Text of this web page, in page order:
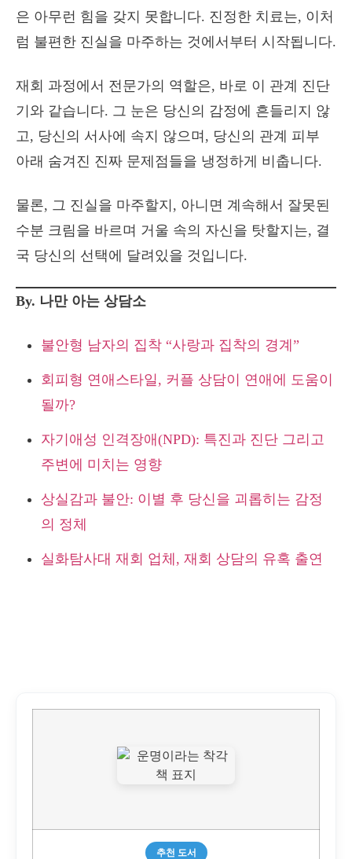
은 아무런 힘을 갖지 못합니다. 진정한 치료는, 이처
럼 불편한 진실을 마주하는 것에서부터 시작됩니다.
재회 과정에서 전문가의 역할은, 바로 이 관계 진단
기와 같습니다. 그 눈은 당신의 감정에 흔들리지 않
고, 당신의 서사에 속지 않으며, 당신의 관계 피부
아래 숨겨진 진짜 문제점들을 냉정하게 비춥니다.
물론, 그 진실을 마주할지, 아니면 계속해서 잘못된
수분 크림을 바르며 거울 속의 자신을 탓할지는, 결
국 당신의 선택에 달려있을 것입니다.
By. 나만 아는 상담소
불안형 남자의 집착 “사랑과 집착의 경계”
회피형 연애스타일, 커플 상담이 연애에 도움이
될까?
자기애성 인격장애(NPD): 특진과 진단 그리고
주변에 미치는 영향
상실감과 불안: 이별 후 당신을 괴롭히는 감정
의 정체
실화탐사대 재회 업체, 재회 상담의 유혹 출연
추천 도서